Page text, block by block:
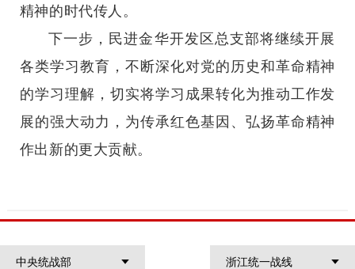
精神的时代传人。
下一步，民进金华开发区总支部将继续开展
各类学习教育，不断深化对党的历史和革命精神
的学习理解，切实将学习成果转化为推动工作发
展的强大动力，为传承红色基因、弘扬革命精神
作出新的更大贡献。
中央统战部 浙江统一战线